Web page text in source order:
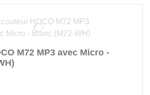
M72 MP3 avec Micro -